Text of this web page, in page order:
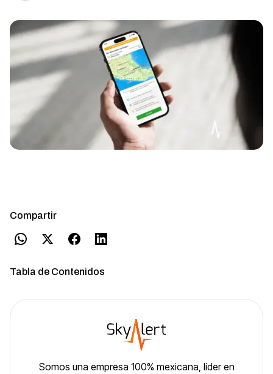
Compartir
Tabla de Contenidos
Somos una empresa 100% mexicana, líder en